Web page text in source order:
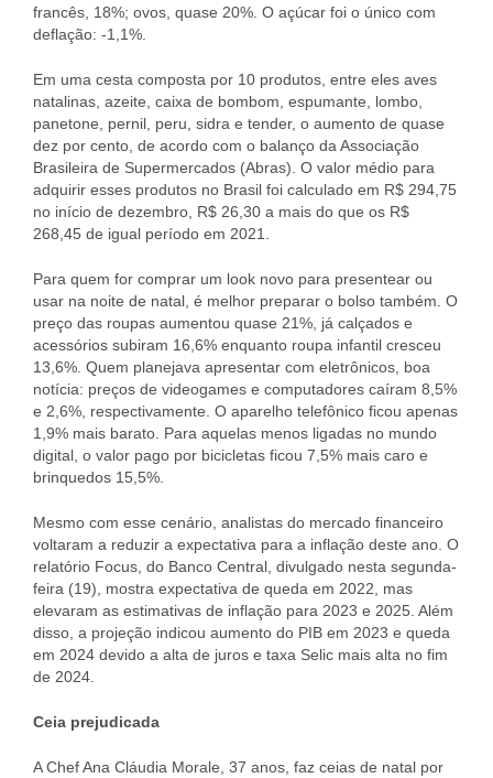
francês, 18%; ovos, quase 20%. O açúcar foi o único com
deflação: -1,1%.
Em uma cesta composta por 10 produtos, entre eles aves
natalinas, azeite, caixa de bombom, espumante, lombo,
panetone, pernil, peru, sidra e tender, o aumento de quase
dez por cento, de acordo com o balanço da Associação
Brasileira de Supermercados (Abras). O valor médio para
adquirir esses produtos no Brasil foi calculado em R$ 294,75
no início de dezembro, R$ 26,30 a mais do que os R$
268,45 de igual período em 2021.
Para quem for comprar um look novo para presentear ou
usar na noite de natal, é melhor preparar o bolso também. O
preço das roupas aumentou quase 21%, já calçados e
acessórios subiram 16,6% enquanto roupa infantil cresceu
13,6%. Quem planejava apresentar com eletrônicos, boa
notícia: preços de videogames e computadores caíram 8,5%
e 2,6%, respectivamente. O aparelho telefônico ficou apenas
1,9% mais barato. Para aquelas menos ligadas no mundo
digital, o valor pago por bicicletas ficou 7,5% mais caro e
brinquedos 15,5%.
Mesmo com esse cenário, analistas do mercado financeiro
voltaram a reduzir a expectativa para a inflação deste ano. O
relatório Focus, do Banco Central, divulgado nesta segunda-
feira (19), mostra expectativa de queda em 2022, mas
elevaram as estimativas de inflação para 2023 e 2025. Além
disso, a projeção indicou aumento do PIB em 2023 e queda
em 2024 devido a alta de juros e taxa Selic mais alta no fim
de 2024.
Ceia prejudicada
A Chef Ana Cláudia Morale, 37 anos, faz ceias de natal por